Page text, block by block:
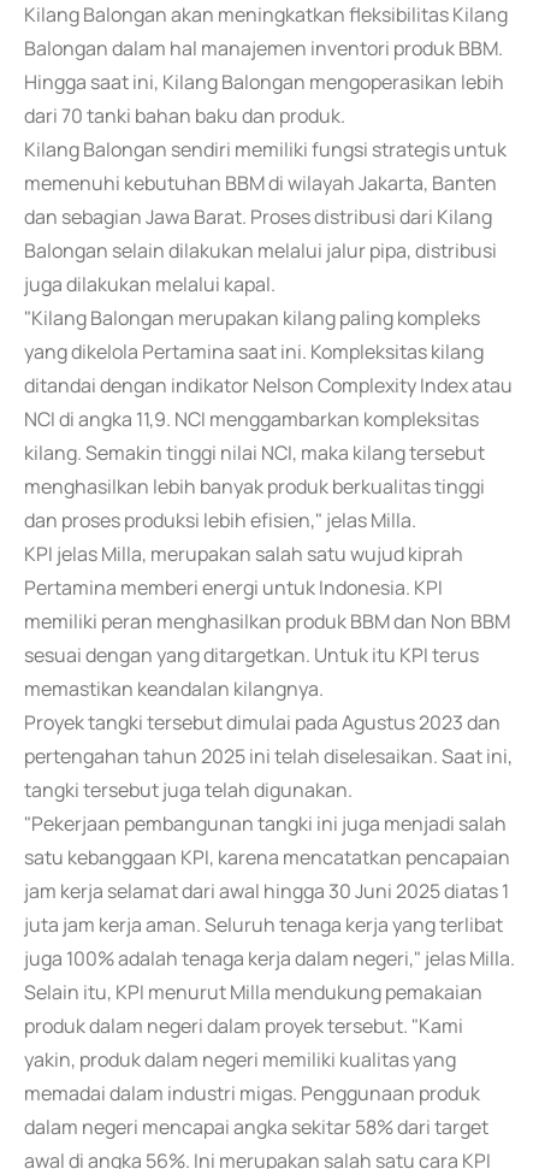
Kilang Balongan akan meningkatkan fleksibilitas Kilang
Balongan dalam hal manajemen inventori produk BBM.
Hingga saat ini, Kilang Balongan mengoperasikan lebih
dari 70 tanki bahan baku dan produk.
Kilang Balongan sendiri memiliki fungsi strategis untuk
memenuhi kebutuhan BBM di wilayah Jakarta, Banten
dan sebagian Jawa Barat. Proses distribusi dari Kilang
Balongan selain dilakukan melalui jalur pipa, distribusi
juga dilakukan melalui kapal.
"Kilang Balongan merupakan kilang paling kompleks
yang dikelola Pertamina saat ini. Kompleksitas kilang
ditandai dengan indikator Nelson Complexity Index atau
NCI di angka 11,9. NCI menggambarkan kompleksitas
kilang. Semakin tinggi nilai NCI, maka kilang tersebut
menghasilkan lebih banyak produk berkualitas tinggi
dan proses produksi lebih efisien," jelas Milla.
KPI jelas Milla, merupakan salah satu wujud kiprah
Pertamina memberi energi untuk Indonesia. KPI
memiliki peran menghasilkan produk BBM dan Non BBM
sesuai dengan yang ditargetkan. Untuk itu KPI terus
memastikan keandalan kilangnya.
Proyek tangki tersebut dimulai pada Agustus 2023 dan
pertengahan tahun 2025 ini telah diselesaikan. Saat ini,
tangki tersebut juga telah digunakan.
"Pekerjaan pembangunan tangki ini juga menjadi salah
satu kebanggaan KPI, karena mencatatkan pencapaian
jam kerja selamat dari awal hingga 30 Juni 2025 diatas 1
juta jam kerja aman. Seluruh tenaga kerja yang terlibat
juga 100% adalah tenaga kerja dalam negeri," jelas Milla.
Selain itu, KPI menurut Milla mendukung pemakaian
produk dalam negeri dalam proyek tersebut. "Kami
yakin, produk dalam negeri memiliki kualitas yang
memadai dalam industri migas. Penggunaan produk
dalam negeri mencapai angka sekitar 58% dari target
awal di angka 56%. Ini merupakan salah satu cara KPI